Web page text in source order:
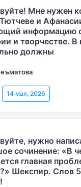
Мне нужен
и
информацию
и творчестве. В
должны
14 мая, 2026
нужно
сочинение: «В
главная
Шекспир. Слов